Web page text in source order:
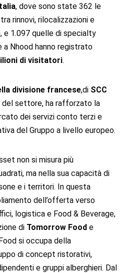
, dove sono state 362 le
rinnovi, rilocalizzazioni e
1.097 quelle di specialty
a Nhood hanno registrato
di visitatori.
divisione francese,di SCC
settore, ha rafforzato la
dei servizi conto terzi e
del Gruppo a livello europeo.
non si misura più
ma nella sua capacità di
e i territori. In questa
dell’offerta verso
logistica e Food & Beverage,
di Tomorrow Food e
si occupa della
di concept ristorativi,
e gruppi alberghieri. Dal